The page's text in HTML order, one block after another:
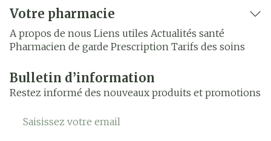
Votre pharmacie
A propos de nous Liens utiles Actualités santé
Pharmacien de garde Prescription Tarifs des soins
Bulletin d’information
Restez informé des nouveaux produits et promotions
Adresse mail